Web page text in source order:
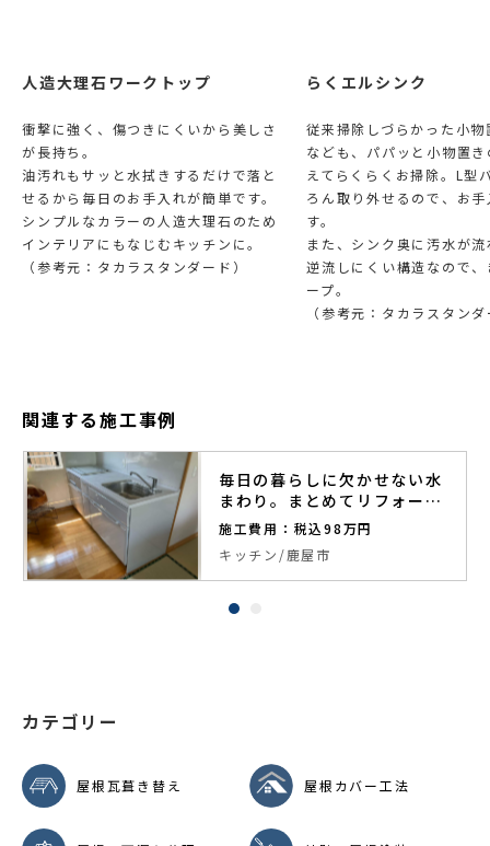
人造大理石ワークトップ
衝撃に強く、傷つきにくいから美しさ
が長持ち。
油汚れもサッと水拭きするだけで落と
せるから毎日のお手入れが簡単です。
シンプルなカラーの人造大理石のため
インテリアにもなじむキッチンに。
（参考元：タカラスタンダード）
らくエルシンク
従来掃除しづらかった小
なども、パパッと小物置
えてらくらくお掃除。L型
ろん取り外せるので、お
す。
また、シンク奥に汚水が
逆流しにくい構造なので
ープ。
（参考元：タカラスタン
関連する施工事例
毎日の暮らしに欠かせない水
まわり。まとめてリフォーム
して、満足度アップ！
施工費用：税込98万円
キッチン
鹿屋市
カテゴリー
屋根瓦葺き替え 屋根カバー工法